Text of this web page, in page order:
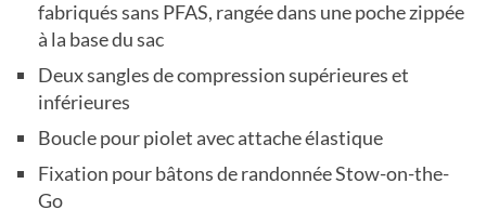
fabriqués sans PFAS, rangée dans une poche zippée
à la base du sac
Deux sangles de compression supérieures et
inférieures
Boucle pour piolet avec attache élastique
Fixation pour bâtons de randonnée Stow-on-the-
Go